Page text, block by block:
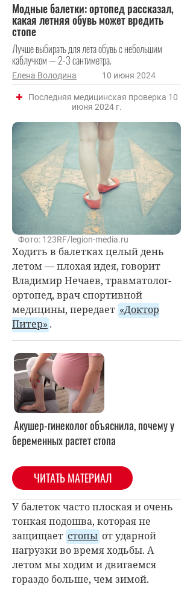
Модные балетки: ортопед рассказал,
какая летняя обувь может вредить
стопе
Лучше выбирать для лета обувь с небольшим
каблучком — 2-3 сантиметра.
Елена Володина 10 июня 2024
Последняя медицинская проверка 10
июня 2024 г.
Фото: 123RF/legion-media.ru
Ходить в балетках целый день
летом — плохая идея, говорит
Владимир Нечаев, травматолог-
ортопед, врач спортивной
медицины, передает «Доктор
Питер» .
Акушер-гинеколог объяснила, почему у
беременных растет стопа
ЧИТАТЬ МАТЕРИАЛ
У балеток часто плоская и очень
тонкая подошва, которая не
защищает стопы от ударной
нагрузки во время ходьбы. А
летом мы ходим и двигаемся
гораздо больше, чем зимой.